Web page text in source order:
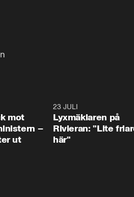
mot
–
ut
23 JULI
Lyxmäklaren på
Rivieran: "Lite
här"